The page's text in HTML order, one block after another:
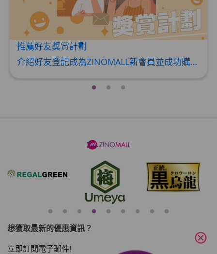
推薦好友獎賞計劃
介紹好友登記成為ZINOMALL新會員並成功購物，您即可獲得$50Mall Dollar現金回贈，你的好友亦可同時獲得$50Mall Dollar現金回贈。 **舊會員必須完成首張訂單才可開通邀請好友獎賞計劃** 1. 舊會員可於 我的帳戶>>>邀請好友獎賞 中找到 好友推薦碼 (紅圈位置) 2. 會員可複製好友推薦碼並透過 Whatsapp / Facebook / Email分享給自己好友。推薦好友次數不限，介紹愈多新朋友，可獲得愈多Mall Dollar現金回贈。 3. 好友
想獲取最新的優惠資訊？
立即訂閱電子郵件!
cancel